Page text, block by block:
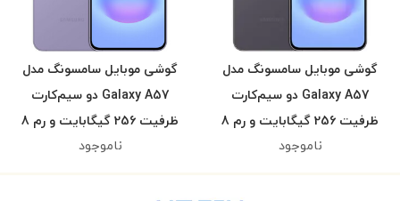
گوشی موبایل سامسونگ مدل
Galaxy A57 دو سیم‌کارت
ظرفیت 256 گیگابایت و رم 8
گیگابایت - ویتنام(اعتباری
ناموجود
گوشی موبایل سامسونگ مدل
Galaxy A57 دو سیم‌کارت
ظرفیت 256 گیگابایت و رم 8
گیگابایت - ویتنام
ناموجود